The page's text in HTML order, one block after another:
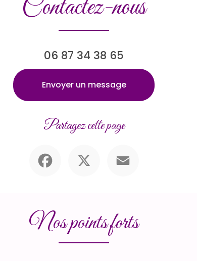
Contactez-nous
06 87 34 38 65
Envoyer un message
Partagez cette page
Nos points forts